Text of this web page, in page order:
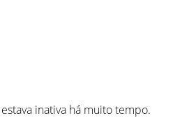
inativa há muito tempo.